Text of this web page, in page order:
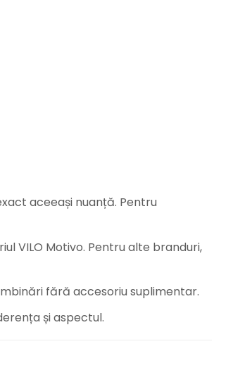
aceeași nuanță. Pentru
VILO Motivo. Pentru alte branduri,
fără accesoriu suplimentar.
și aspectul.